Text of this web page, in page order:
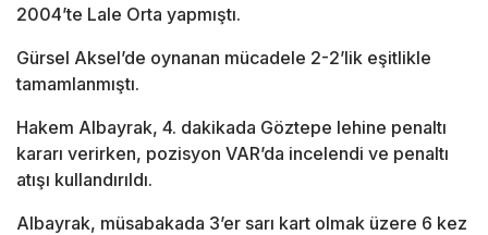
2004’te Lale Orta yapmıştı.
Gürsel Aksel’de oynanan mücadele 2-2’lik eşitlikle
tamamlanmıştı.
Hakem Albayrak, 4. dakikada Göztepe lehine penaltı
kararı verirken, pozisyon VAR’da incelendi ve penaltı
atışı kullandırıldı.
Albayrak, müsabakada 3’er sarı kart olmak üzere 6 kez